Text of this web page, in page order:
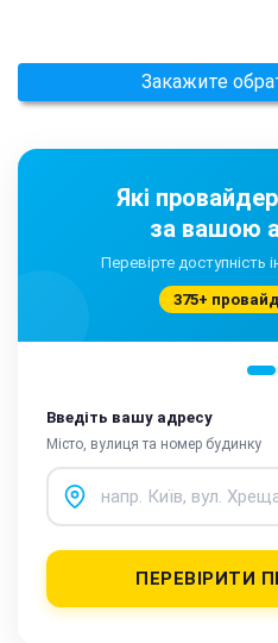
Закажите
Які
за вашою
Перевірте доступність
375+
Введіть вашу адресу
Місто, вулиця та номер будинку
ПЕРЕВІРИТИ